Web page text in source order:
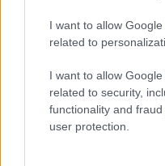
I want to allow
related to
I want to allow
related to security,
functionality and
user protection.
Ez Barcelonában is
szerint Hamilton
veszített Russellhez
energia-leadásban,